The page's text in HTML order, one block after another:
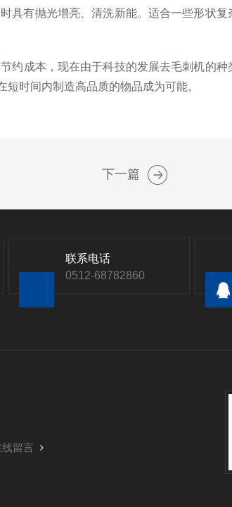
具有抛光增亮、清洗新能。适合一些形状
约成本，现在由于科技的发展去毛刺机的种
时间内制造高品质的物品成为可能。
下一篇
联系电话
0512-68782860
线留言